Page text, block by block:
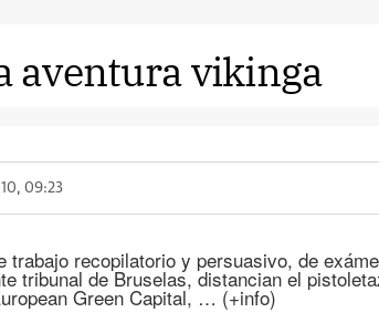
aventura vikinga
09:23
trabajo recopilatorio y persuasivo, de
tribunal de Bruselas, distancian el
Green Capital, … (+info)